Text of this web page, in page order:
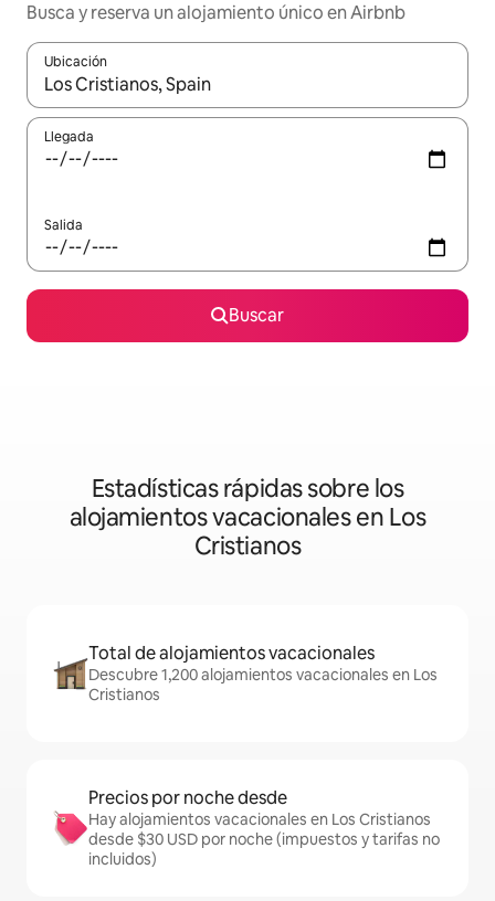
Busca y reserva un alojamiento único en Airbnb
Ubicación
Cuando los resultados estén disponibles, podrás navegar
Llegada
Salida
Buscar
Estadísticas rápidas sobre los
alojamientos vacacionales en Los
Cristianos
Total de alojamientos vacacionales
Descubre 1,200 alojamientos vacacionales en Los
Cristianos
Precios por noche desde
Hay alojamientos vacacionales en Los Cristianos
desde $30 USD por noche (impuestos y tarifas no
incluidos)